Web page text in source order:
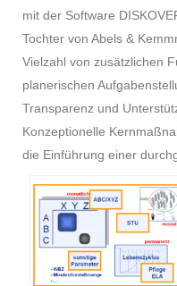
mit der Software
Tochter von Abels &
Vielzahl von zusätzlichen
planerischen
Transparenz und
Konzeptionelle
die Einführung einer